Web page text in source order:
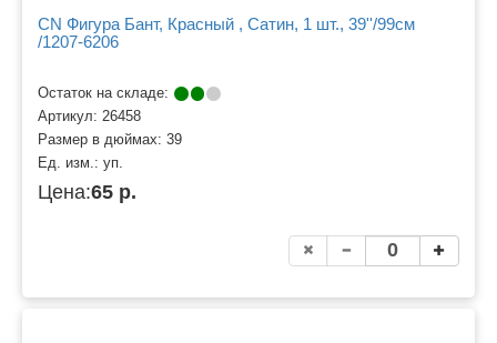
CN Фигура Бант, Красный , Сатин, 1 шт., 39''/99см
/1207-6206
Остаток на складе:
Артикул: 26458
Размер в дюймах: 39
Ед. изм.: уп.
Цена:65 р.